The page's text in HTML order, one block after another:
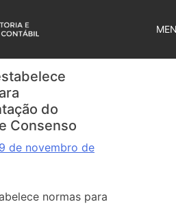
do
Consenso
de novembro de
normas para